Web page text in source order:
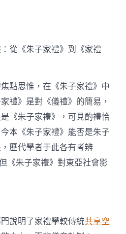
從《朱子家禮》到《家禮
點思惟，在《朱子家禮》中
禮》是對《儀禮》的簡易，
《朱子家禮》，可見酌禮恰
本《朱子家禮》能否是朱子
歷代學者于此各有考辨
《朱子家禮》對東亞社會影
說明了家禮學較傳統共享空